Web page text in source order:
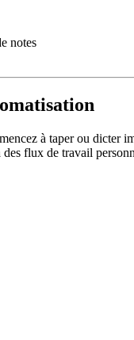
notes
à taper ou dicter
flux de travail